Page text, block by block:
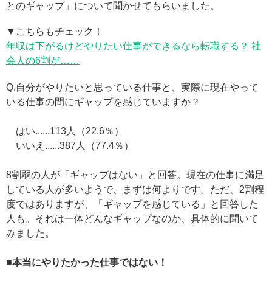
とのギャップ」について聞かせてもらいました。
▼こちらもチェック！
年収は下がるけどやりたい仕事ができるなら転職する？ 社
会人の6割が……
Q.自分がやりたいと思っている仕事と、実際に現在やって
いる仕事の間にギャップを感じていますか？
はい......113人（22.6％）
いいえ......387人（77.4％）
8割弱の人が「ギャップはない」と回答。現在の仕事に満足
している人が多いようで、まずは何よりです。ただ、2割程
度ではありますが、「ギャップを感じている」と回答した
人も。それは一体どんなギャップなのか、具体的に聞いて
みました。
■本当にやりたかった仕事ではない！